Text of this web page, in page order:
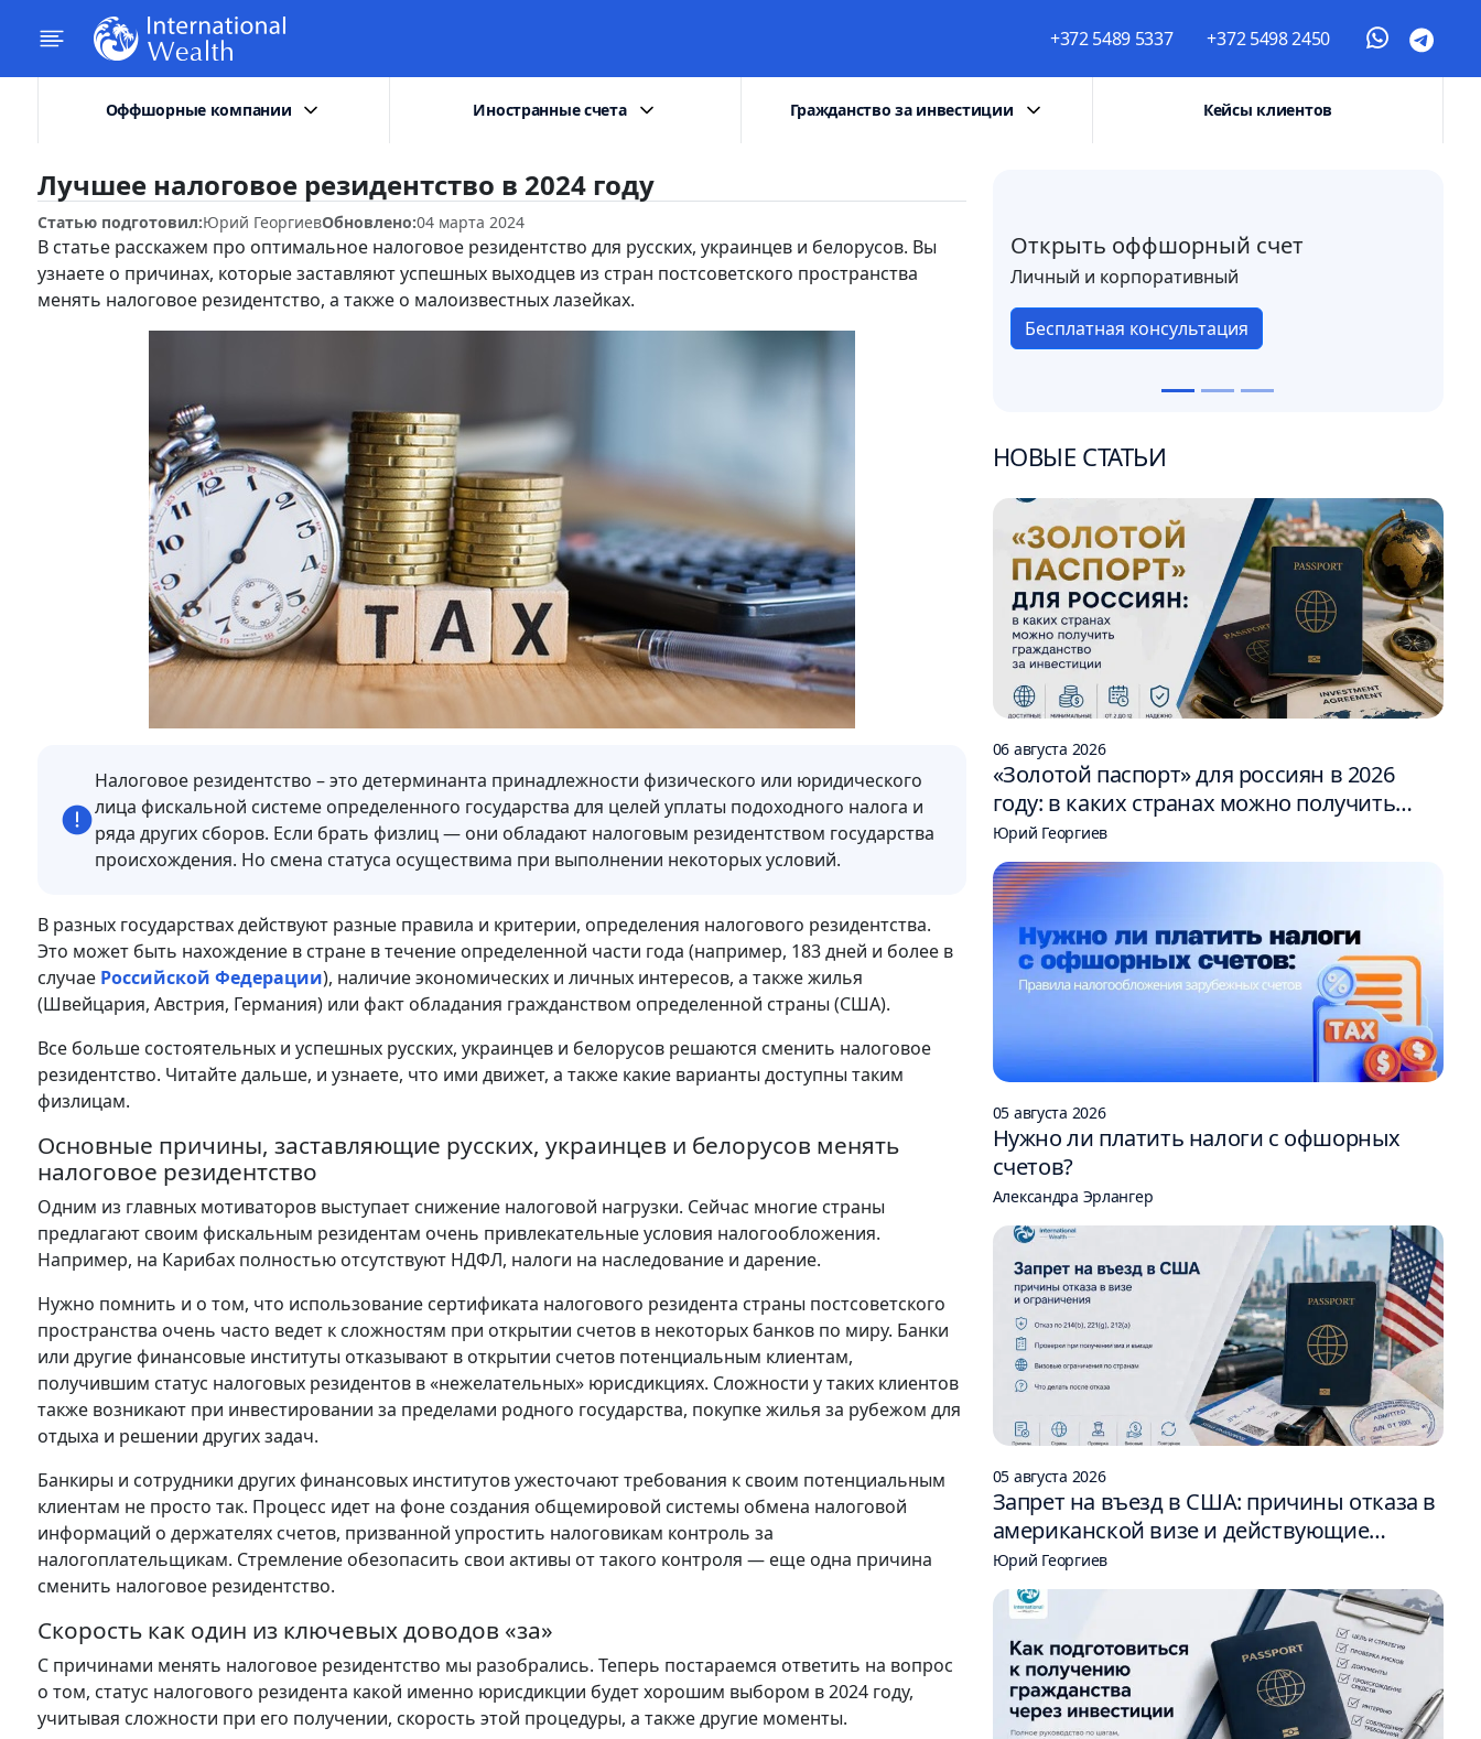
+372 5489 5337 +372 5498 2450
Оффшорные компании Иностранные счета Гражданство за инвестиции Кейсы клиентов
Лучшее налоговое резидентство в 2024 году
Статью подготовил:Юрий ГеоргиевОбновлено:04 марта 2024
В статье расскажем про оптимальное налоговое резидентство для русских, украинцев и белорусов. Вы
узнаете о причинах, которые заставляют успешных выходцев из стран постсоветского пространства
менять налоговое резидентство, а также о малоизвестных лазейках.
Налоговое резидентство – это детерминанта принадлежности физического или юридического
лица фискальной системе определенного государства для целей уплаты подоходного налога и
ряда других сборов. Если брать физлиц — они обладают налоговым резидентством государства
происхождения. Но смена статуса осуществима при выполнении некоторых условий.
В разных государствах действуют разные правила и критерии, определения налогового резидентства.
Это может быть нахождение в стране в течение определенной части года (например, 183 дней и более в
случае Российской Федерации), наличие экономических и личных интересов, а также жилья
(Швейцария, Австрия, Германия) или факт обладания гражданством определенной страны (США).
Все больше состоятельных и успешных русских, украинцев и белорусов решаются сменить налоговое
резидентство. Читайте дальше, и узнаете, что ими движет, а также какие варианты доступны таким
физлицам.
Основные причины, заставляющие русских, украинцев и белорусов менять
налоговое резидентство
Одним из главных мотиваторов выступает снижение налоговой нагрузки. Сейчас многие страны
предлагают своим фискальным резидентам очень привлекательные условия налогообложения.
Например, на Карибах полностью отсутствуют НДФЛ, налоги на наследование и дарение.
Нужно помнить и о том, что использование сертификата налогового резидента страны постсоветского
пространства очень часто ведет к сложностям при открытии счетов в некоторых банков по миру. Банки
или другие финансовые институты отказывают в открытии счетов потенциальным клиентам,
получившим статус налоговых резидентов в «нежелательных» юрисдикциях. Сложности у таких клиентов
также возникают при инвестировании за пределами родного государства, покупке жилья за рубежом для
отдыха и решении других задач.
Банкиры и сотрудники других финансовых институтов ужесточают требования к своим потенциальным
клиентам не просто так. Процесс идет на фоне создания общемировой системы обмена налоговой
информаций о держателях счетов, призванной упростить налоговикам контроль за
налогоплательщикам. Стремление обезопасить свои активы от такого контроля — еще одна причина
сменить налоговое резидентство.
Скорость как один из ключевых доводов «за»
С причинами менять налоговое резидентство мы разобрались. Теперь постараемся ответить на вопрос
о том, статус налогового резидента какой именно юрисдикции будет хорошим выбором в 2024 году,
учитывая сложности при его получении, скорость этой процедуры, а также другие моменты.
Открыть оффшорный счет
Личный и корпоративный
Бесплатная консультация
НОВЫЕ СТАТЬИ
06 августа 2026
«Золотой паспорт» для россиян в 2026
году: в каких странах можно получить
гражданство за инвестиции
Юрий Георгиев
05 августа 2026
Нужно ли платить налоги с офшорных
счетов?
Александра Эрлангер
05 августа 2026
Запрет на въезд в США: причины отказа в
американской визе и действующие
ограничения
Юрий Георгиев